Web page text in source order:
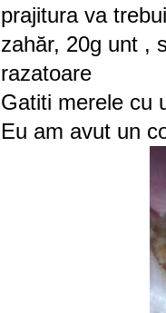
prajitura va
zahăr, 20g unt ,
razatoare
Gatiti merele cu
Eu am avut un